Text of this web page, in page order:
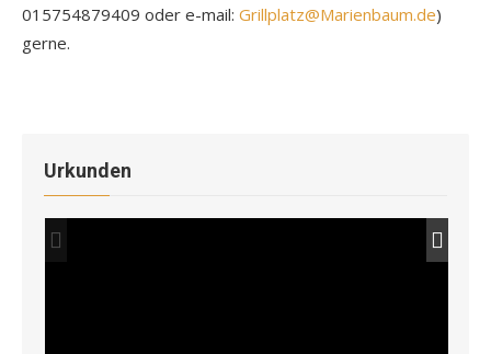
015754879409 oder e-mail: Grillplatz@Marienbaum.de)
gerne.
Urkunden